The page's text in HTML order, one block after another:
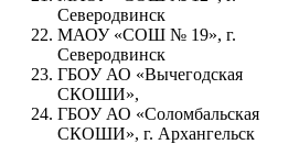
Северодвинск
МАОУ «СОШ № 19», г.
Северодвинск
ГБОУ АО «Вычегодская
СКОШИ»,
ГБОУ АО «Соломбальская
СКОШИ», г. Архангельск